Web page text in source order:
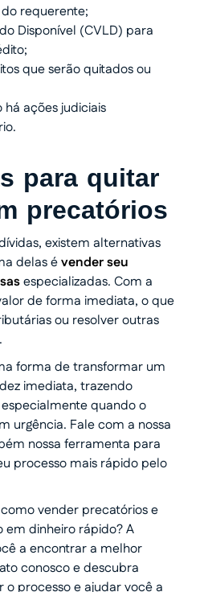
requerente;
Disponível (CVLD) para
que serão quitados ou
ações judiciais
para quitar
precatórios
existem alternativas
delas évender seu
especializadas. Com a
de forma imediata, o que
ou resolver outras
forma de transformar um
imediata, trazendo
quando o
urgência. Fale com a nossa
nossa ferramenta para
processo mais rápido pelo
vender precatórios e
dinheiro rápido? A
a encontrar a melhor
conosco e descubra
processo e ajudar você a